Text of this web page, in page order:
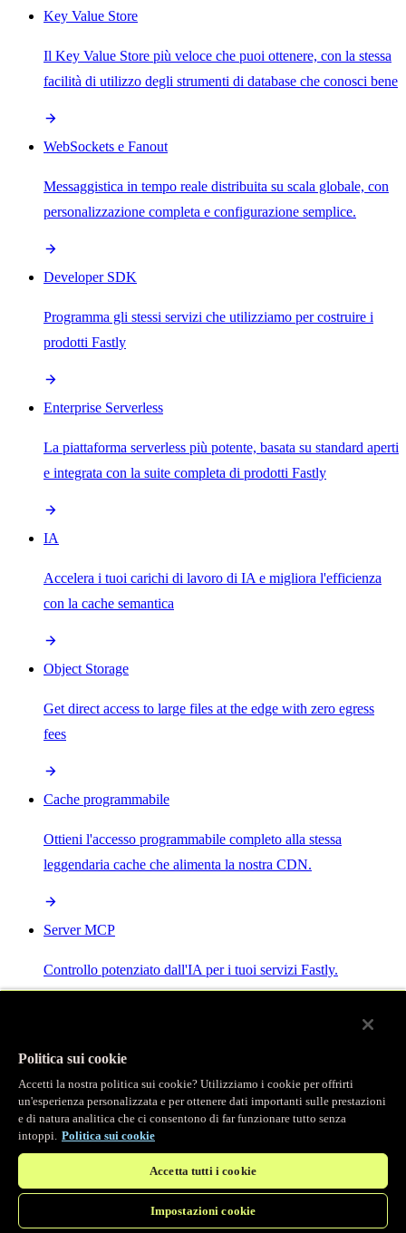
Key Value Store
Il Key Value Store più veloce che puoi ottenere, con la stessa
facilità di utilizzo degli strumenti di database che conosci bene
WebSockets e Fanout
Messaggistica in tempo reale distribuita su scala globale, con
personalizzazione completa e configurazione semplice.
Developer SDK
Programma gli stessi servizi che utilizziamo per costruire i
prodotti Fastly
Enterprise Serverless
La piattaforma serverless più potente, basata su standard aperti
e integrata con la suite completa di prodotti Fastly
IA
Accelera i tuoi carichi di lavoro di IA e migliora l'efficienza
con la cache semantica
Object Storage
Get direct access to large files at the edge with zero egress
fees
Cache programmabile
Ottieni l'accesso programmabile completo alla stessa
leggendaria cache che alimenta la nostra CDN.
Server MCP
Controllo potenziato dall'IA per i tuoi servizi Fastly.
Main menu
/ Prodotti
Osservabilità
Logging in tempo reale
Politica sui cookie
Accetti la nostra politica sui cookie? Utilizziamo i cookie per offrirti
un'esperienza personalizzata e per ottenere dati importanti sulle prestazioni
e di natura analitica che ci consentono di far funzionare tutto senza
intoppi. Politica sui cookie
Accetta tutti i cookie
Impostazioni cookie